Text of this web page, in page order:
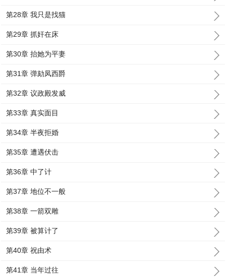
第28章 我只是找猫
第29章 抓奸在床
第30章 抬她为平妻
第31章 弹劾凤西爵
第32章 议政殿发威
第33章 真实面目
第34章 半夜拒婚
第35章 遭遇伏击
第36章 中了计
第37章 地位不一般
第38章 一箭双雕
第39章 被算计了
第40章 祝由术
第41章 当年过往